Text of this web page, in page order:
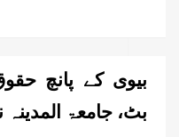
بیوی کے پانچ
بٹ، جامعۃ